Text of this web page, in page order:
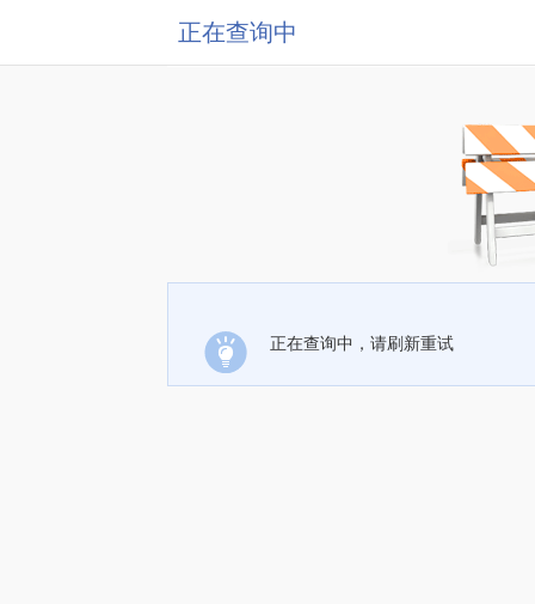
正在查询中
正在查询中，请刷新重试